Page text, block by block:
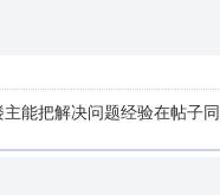
能把解决问题经验在帖子